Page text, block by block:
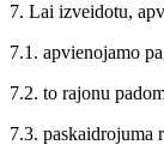
7. Lai izveidotu,
7.1. apvienojamo
7.2. to rajonu
7.3. paskaidrojuma